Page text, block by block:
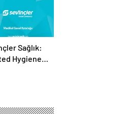
Sağlık:
Hygiene